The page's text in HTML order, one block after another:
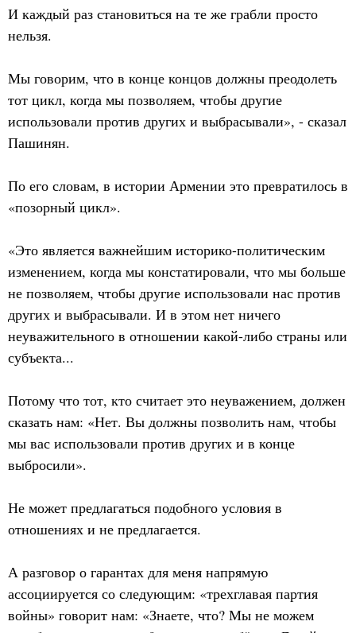
И каждый раз становиться на те же грабли просто
нельзя.
Мы говорим, что в конце концов должны преодолеть
тот цикл, когда мы позволяем, чтобы другие
использовали против других и выбрасывали», - сказал
Пашинян.
По его словам, в истории Армении это превратилось в
«позорный цикл».
«Это является важнейшим историко-политическим
изменением, когда мы констатировали, что мы больше
не позволяем, чтобы другие использовали нас против
других и выбрасывали. И в этом нет ничего
неуважительного в отношении какой-либо страны или
субъекта...
Потому что тот, кто считает это неуважением, должен
сказать нам: «Нет. Вы должны позволить нам, чтобы
мы вас использовали против других и в конце
выбросили».
Не может предлагаться подобного условия в
отношениях и не предлагается.
А разговор о гарантах для меня напрямую
ассоциируется со следующим: «трехглавая партия
войны» говорит нам: «Знаете, что? Мы не можем